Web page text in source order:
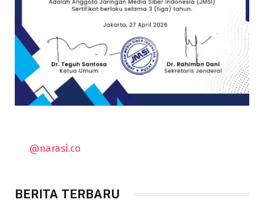
@narasi.co
BERITA TERBARU